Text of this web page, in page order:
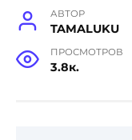
АВТОР
TAMALUKU
ПРОСМОТРОВ
3.8к.